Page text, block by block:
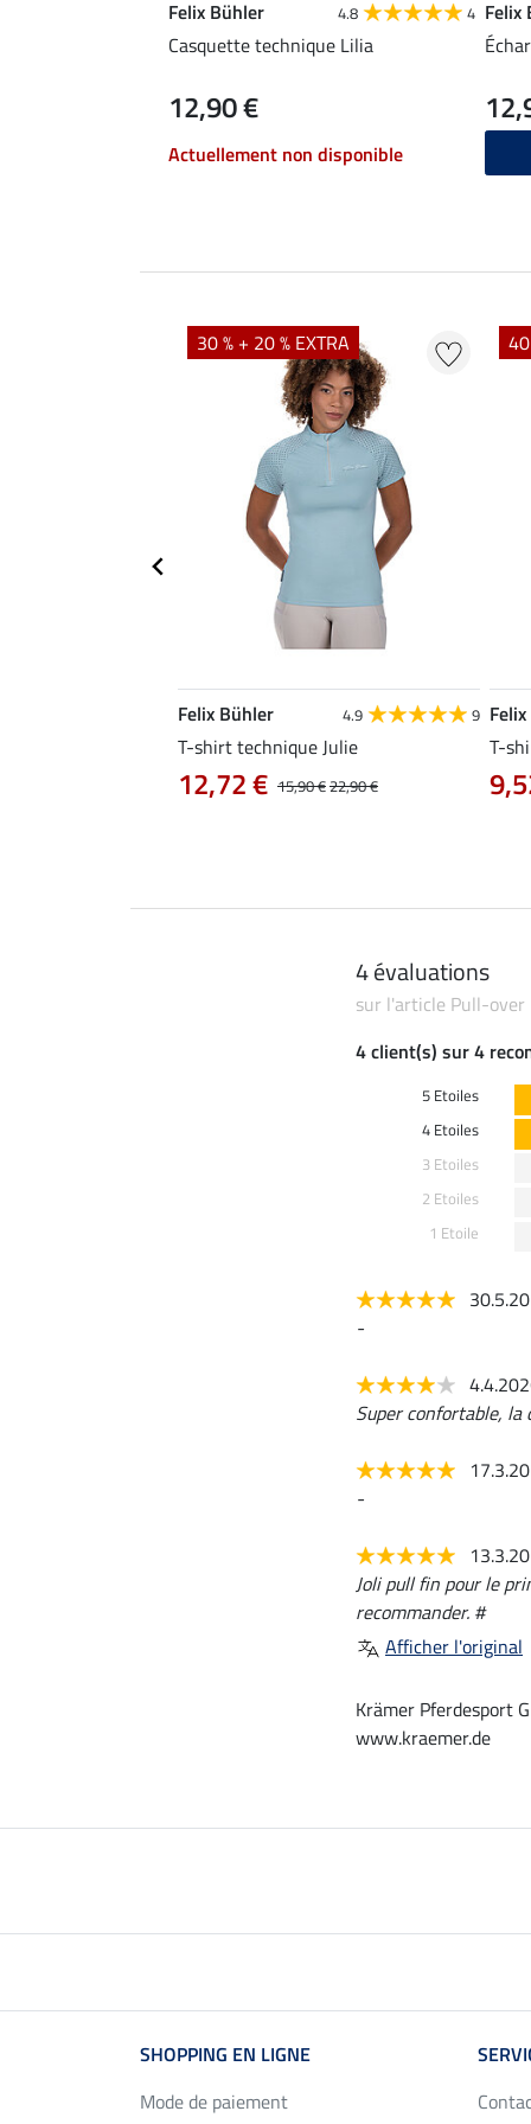
Felix Bühler 4.8 4
Casquette technique Lilia
12,90 €
Actuellement non disponible
Felix
30 % + 20 % EXTRA
Felix Bühler 4.9 9
T-shirt technique Julie
15,90 €22,90 €
12,72 €
T-
4 évaluations
sur l'article Pull-over
4 client(s) sur 4
5 Etoiles
4 Etoiles
3 Etoiles
2 Etoiles
1 Etoile
-
Super confortable,
-
Joli pull fin pour le
recommander. #
Afficher l'original
Krämer Pferdesport
www.kraemer.de
SHOPPING EN LIGNE
Mode de paiement